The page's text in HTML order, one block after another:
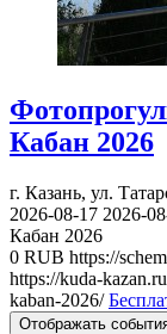
Кабан 2026
г. Казань, ул.
2026-08-17 2026-
Кабан 2026
0 RUB https://
https://kuda-
kaban-2026/
Отображать